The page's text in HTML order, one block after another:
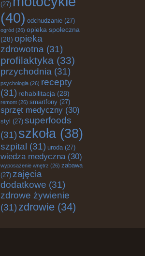
(27)
(40) odchudzanie (27)
ogród (26) opieka społeczna
(28) opieka
zdrowotna (31)
profilaktyka (33)
przychodnia (31)
psychologia (26) recepty
(31) rehabilitacja (28)
remont (26) smartfony (27)
sprzęt medyczny (30)
styl (27) superfoods
(31) szkoła (38)
szpital (31) uroda(27)
wiedza medyczna(30)
wyposażenie wnętrz (26) zabawa
(27) zajęcia
dodatkowe (31)
zdrowe żywienie
(31) zdrowie (34)